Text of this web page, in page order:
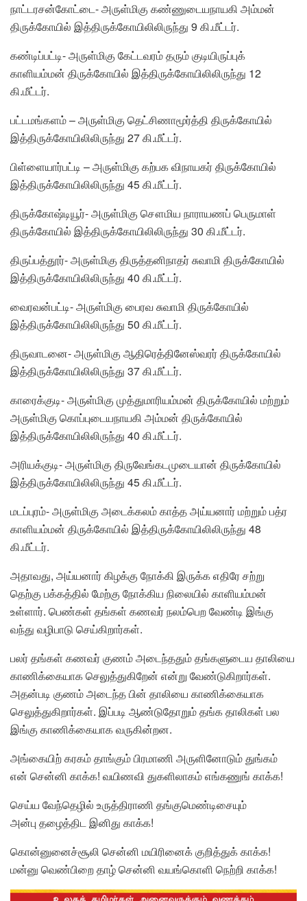
நாட்டரசன்கோட்டை- அருள்மிகு கண்ணுடையநாயகி அம்மன்
திருக்கோயில் இத்திருக்கோயிலிலிருந்து 9 கி.மீட்டர்.
கண்டிப்பட்டி- அருள்மிகு கேட்டவரம் தரும் குடியிருப்புக்
காளியம்மன் திருக்கோயில் இத்திருக்கோயிலிலிருந்து 12
கி.மீட்டர்.
பட்டமங்களம் – அருள்மிகு தெட்சிணாமூர்த்தி திருக்கோயில்
இத்திருக்கோயிலிலிருந்து 27 கி.மீட்டர்.
பிள்ளையார்பட்டி – அருள்மிகு கற்பக விநாயகர் திருக்கோயில்
இத்திருக்கோயிலிலிருந்து 45 கி.மீட்டர்.
திருக்கோஷ்டியூர்- அருள்மிகு சௌமிய நாராயணப் பெருமாள்
திருக்கோயில் இத்திருக்கோயிலிலிருந்து 30 கி.மீட்டர்.
திருப்பத்தூர்- அருள்மிகு திருத்தனிநாதர் சுவாமி திருக்கோயில்
இத்திருக்கோயிலிலிருந்து 40 கி.மீட்டர்.
வைரவன்பட்டி- அருள்மிகு பைரவ சுவாமி திருக்கோயில்
இத்திருக்கோயிலிலிருந்து 50 கி.மீட்டர்.
திருவாடனை- அருள்மிகு ஆதிரெத்தினேஸ்வரர் திருக்கோயில்
இத்திருக்கோயிலிலிருந்து 37 கி.மீட்டர்.
காரைக்குடி- அருள்மிகு முத்துமாரியம்மன் திருக்கோயில் மற்றும்
அருள்மிகு கொப்புடையநாயகி அம்மன் திருக்கோயில்
இத்திருக்கோயிலிலிருந்து 40 கி.மீட்டர்.
அரியக்குடி- அருள்மிகு திருவேங்கடமுடையான் திருக்கோயில்
இத்திருக்கோயிலிலிருந்து 45 கி.மீட்டர்.
மடப்புரம்- அருள்மிகு அடைக்கலம் காத்த அய்யனார் மற்றும் பத்ர
காளியம்மன் திருக்கோயில் இத்திருக்கோயிலிலிருந்து 48
கி.மீட்டர்.
அதாவது, அய்யனார் கிழக்கு நோக்கி இருக்க எதிரே சற்று
தெற்கு பக்கத்தில் மேற்கு நோக்கிய நிலையில் காளியம்மன்
உள்ளார். பெண்கள் தங்கள் கணவர் நலம்பெற வேண்டி இங்கு
வந்து வழிபாடு செய்கிறார்கள்.
பலர் தங்கள் கணவர் குணம் அடைந்ததும் தங்களுடைய தாலியை
காணிக்கையாக செலுத்துகிறேன் என்று வேண்டுகிறார்கள்.
அதன்படி குணம் அடைந்த பின் தாலியை காணிக்கையாக
செலுத்துகிறார்கள். இப்படி ஆண்டுதோறும் தங்க தாலிகள் பல
இங்கு காணிக்கையாக வருகின்றன.
அங்கையிற் கரகம் தாங்கும் பிரமாணி அருளினோடும் துங்கம்
என் சென்னி காக்க! வயிணவி துகளிலாகம் எங்கணுங் காக்க!
செய்ய வேந்தெழில் உருத்திராணி தங்குமெண்டிசையும்
அன்பு தழைத்திட இனிது காக்க!
கொன்னுனைச்சூலி சென்னி மயிரினைக் குறித்துக் காக்க!
மன்னு வெண்பிறை தாழ் சென்னி வயங்கொளி நெற்றி காக்க!